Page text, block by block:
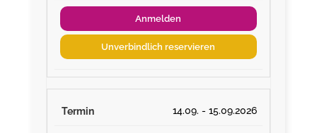
Anmelden
Unverbindlich reservieren
14.09. - 15.09.2026